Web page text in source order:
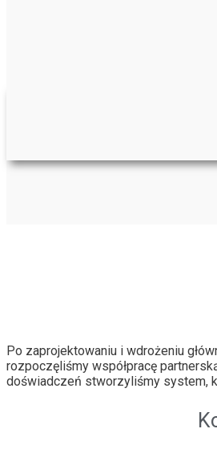
Po zaprojektowaniu i wdrożeniu
rozpoczęliśmy współpracę
doświadczeń stworzyliśmy system,